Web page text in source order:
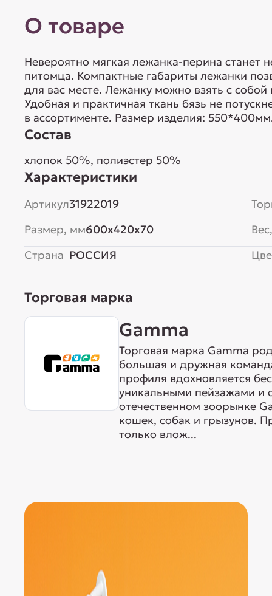
О товаре
Невероятно мягкая лежанка-перина станет
питомца. Компактные габариты лежанки
для вас месте. Лежанку можно взять с
Удобная и практичная ткань бязь не
в ассортименте. Размер изделия:
Состав
хлопок 50%, полиэстер 50%
Характеристики
Артикул31922019
Размер, мм600x420x70
Страна РОССИЯ
Торговая марка
Gamma
Торговая марка Gamma
большая и дружная
профиля вдохновляется
уникальными пейзажами и
отечественном зоорынке
кошек, собак и грызунов.
только влож...